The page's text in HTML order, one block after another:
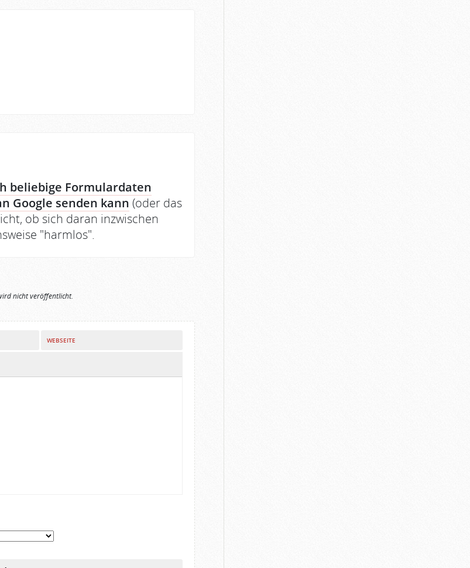
beliebige Formulardaten
Google senden kann (oder das
ob sich daran inzwischen
"harmlos".
nicht veröffentlicht.
WEBSEITE